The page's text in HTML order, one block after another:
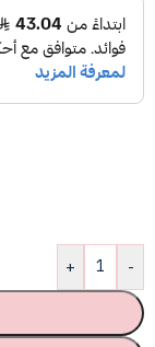
-
+